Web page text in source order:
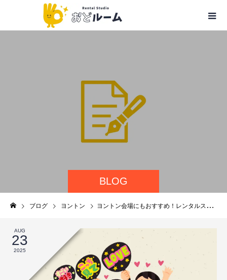
BLOG
ブログ ヨントン ヨントン会場にもおすすめ！レンタルスタジオ・レンタルスペース おどルーム大久保店の魅力
AUG
23
2025